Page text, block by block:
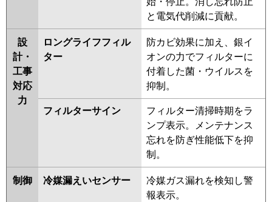
と電気代削減に貢献。
設
計・
工事
対応
力
ロングライフフィル
ター
防カビ効果に加え、銀イ
オンの力でフィルターに
付着した菌・ウイルスを
抑制。
フィルターサイン
フィルター清掃時期をラ
ンプ表示。メンテナンス
忘れを防ぎ性能低下を抑
制。
制御 冷媒漏えいセンサー
冷媒ガス漏れを検知し警
報表示。